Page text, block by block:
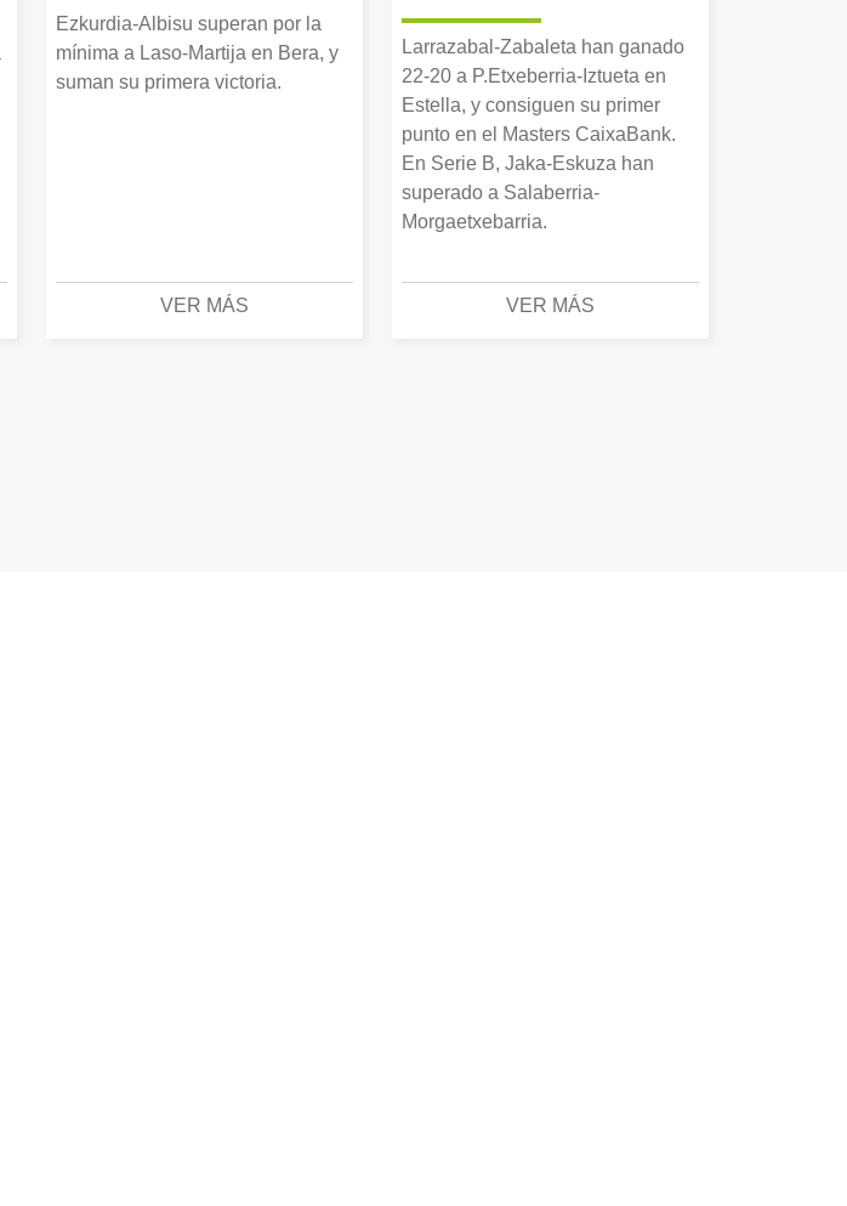
Ezkurdia-Albisu superan por la
mínima a Laso-Martija en Bera, y
suman su primera victoria.
VER MÁS
Larrazabal-Zabaleta han ganado
22-20 a P.Etxeberria-Iztueta en
Estella, y consiguen su primer
punto en el Masters CaixaBank.
En Serie B, Jaka-Eskuza han
superado a Salaberria-
Morgaetxebarria.
VER MÁS